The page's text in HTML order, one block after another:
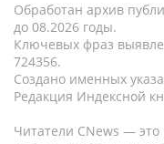
Обработан архив
до 08.2026 годы.
Ключевых фраз
724356.
Создано именных
Редакция Индексной
Читатели CNews — это